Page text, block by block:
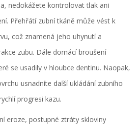
nedokážete kontrolovat tlak ani
Přehřátí zubní tkáně může vést k
což znamená jeho uhynutí a
zubu. Dále domácí broušení
se usadily v hloubce dentinu. Naopak,
usnadníte další ukládání zubního
progresi kazu.
eroze, postupné ztráty skloviny